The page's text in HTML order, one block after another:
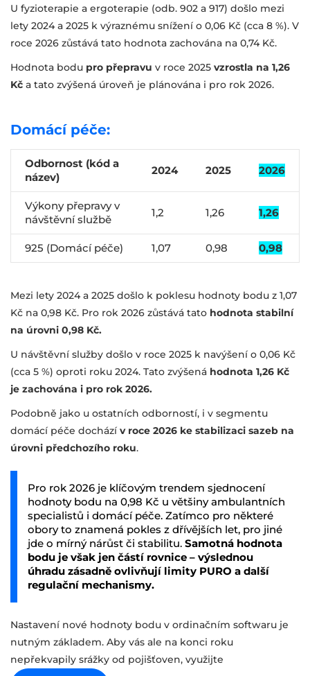
U fyzioterapie a ergoterapie (odb. 902 a 917) došlo mezi
lety 2024 a 2025 k výraznému snížení o 0,06 Kč (cca 8 %). V
roce 2026 zůstává tato hodnota zachována na 0,74 Kč.
Hodnota bodu pro přepravu v roce 2025 vzrostla na 1,26
Kč a tato zvýšená úroveň je plánována i pro rok 2026.
Domácí péče:
Odbornost (kód a
název)
2024 2025 2026
Výkony přepravy v
návštěvní službě
1,2 1,26 1,26
925 (Domácí péče) 1,07 0,98 0,98
Mezi lety 2024 a 2025 došlo k poklesu hodnoty bodu z 1,07
Kč na 0,98 Kč. Pro rok 2026 zůstává tato hodnota stabilní
na úrovni 0,98 Kč.
U návštěvní služby došlo v roce 2025 k navýšení o 0,06 Kč
(cca 5 %) oproti roku 2024. Tato zvýšená hodnota 1,26 Kč
je zachována i pro rok 2026.
Podobně jako u ostatních odborností, i v segmentu
domácí péče dochází v roce 2026 ke stabilizaci sazeb na
úrovni předchozího roku.
Pro rok 2026 je klíčovým trendem sjednocení
hodnoty bodu na 0,98 Kč u většiny ambulantních
specialistů i domácí péče. Zatímco pro některé
obory to znamená pokles z dřívějších let, pro jiné
jde o mírný nárůst či stabilitu. Samotná hodnota
bodu je však jen částí rovnice – výslednou
úhradu zásadně ovlivňují limity PURO a další
regulační mechanismy.
Nastavení nové hodnoty bodu v ordinačním softwaru je
nutným základem. Aby vás ale na konci roku
nepřekvapily srážky od pojišťoven, využijte